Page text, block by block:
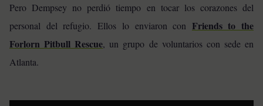
Pero Dempsey no perdió tiempo en tocar los corazones del
personal del refugio. Ellos lo enviaron con Friends to the
Forlorn Pitbull Rescue, un grupo de voluntarios con sede en
Atlanta.